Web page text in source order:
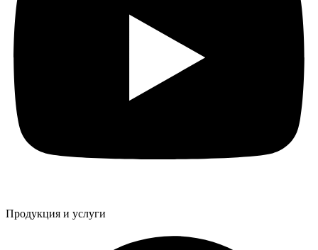
Продукция и услуги